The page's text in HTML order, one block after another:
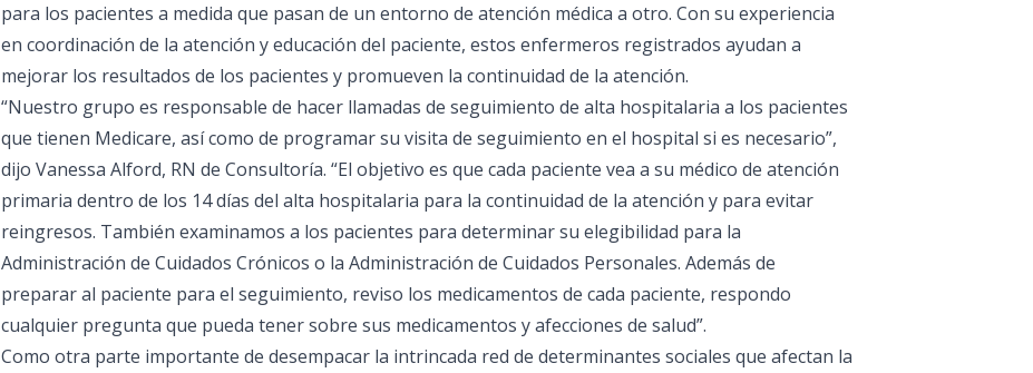
para los pacientes a medida que pasan de un entorno de atención médica a otro. Con su experiencia
en coordinación de la atención y educación del paciente, estos enfermeros registrados ayudan a
mejorar los resultados de los pacientes y promueven la continuidad de la atención.
“Nuestro grupo es responsable de hacer llamadas de seguimiento de alta hospitalaria a los pacientes
que tienen Medicare, así como de programar su visita de seguimiento en el hospital si es necesario”,
dijo Vanessa Alford, RN de Consultoría. “El objetivo es que cada paciente vea a su médico de atención
primaria dentro de los 14 días del alta hospitalaria para la continuidad de la atención y para evitar
reingresos. También examinamos a los pacientes para determinar su elegibilidad para la
Administración de Cuidados Crónicos o la Administración de Cuidados Personales. Además de
preparar al paciente para el seguimiento, reviso los medicamentos de cada paciente, respondo
cualquier pregunta que pueda tener sobre sus medicamentos y afecciones de salud”.
Como otra parte importante de desempacar la intrincada red de determinantes sociales que afectan la